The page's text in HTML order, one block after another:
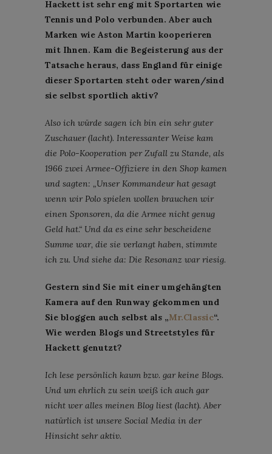
Hackett ist sehr eng mit Sportarten wie
Tennis und Polo verbunden. Aber auch
Marken wie Aston Martin kooperieren
mit Ihnen. Kam die Begeisterung aus der
Tatsache heraus, dass England für einige
dieser Sportarten steht oder waren/sind
sie selbst sportlich aktiv?
Also ich würde sagen ich bin ein sehr guter
Zuschauer (lacht). Interessanter Weise kam
die Polo-Kooperation per Zufall zu Stande, als
1966 zwei Armee-Offiziere in den Shop kamen
und sagten: „Unser Kommandeur hat gesagt
wenn wir Polo spielen wollen brauchen wir
einen Sponsoren, da die Armee nicht genug
Geld hat.“ Und da es eine sehr bescheidene
Summe war, die sie verlangt haben, stimmte
ich zu. Und siehe da: Die Resonanz war riesig.
Gestern sind Sie mit einer umgehängten
Kamera auf den Runway gekommen und
Sie bloggen auch selbst als „Mr.Classic“.
Wie werden Blogs und Streetstyles für
Hackett genutzt?
Ich lese persönlich kaum bzw. gar keine Blogs.
Und um ehrlich zu sein weiß ich auch gar
nicht wer alles meinen Blog liest (lacht). Aber
natürlich ist unsere Social Media in der
Hinsicht sehr aktiv.